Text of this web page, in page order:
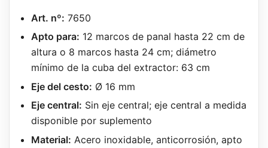
Art. nº: 7650
Apto para: 12 marcos de panal hasta 22 cm de
altura o 8 marcos hasta 24 cm; diámetro
mínimo de la cuba del extractor: 63 cm
Eje del cesto: Ø 16 mm
Eje central: Sin eje central; eje central a medida
disponible por suplemento
Material: Acero inoxidable, anticorrosión, apto